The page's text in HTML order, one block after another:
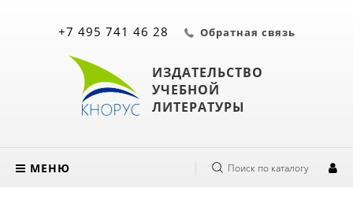
ИЗДАТЕЛЬСТВО
УЧЕБНОЙ
ЛИТЕРАТУРЫ
+7 495 741 46 28 Обратная связь
МЕНЮ Поиск по каталогу